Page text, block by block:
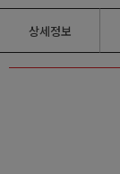
상세정보